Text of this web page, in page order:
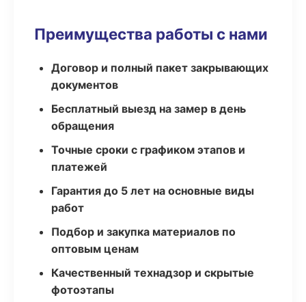
Преимущества работы с нами
Договор и полный пакет закрывающих
документов
Бесплатный выезд на замер в день
обращения
Точные сроки с графиком этапов и
платежей
Гарантия до 5 лет на основные виды
работ
Подбор и закупка материалов по
оптовым ценам
Качественный технадзор и скрытые
фотоэтапы